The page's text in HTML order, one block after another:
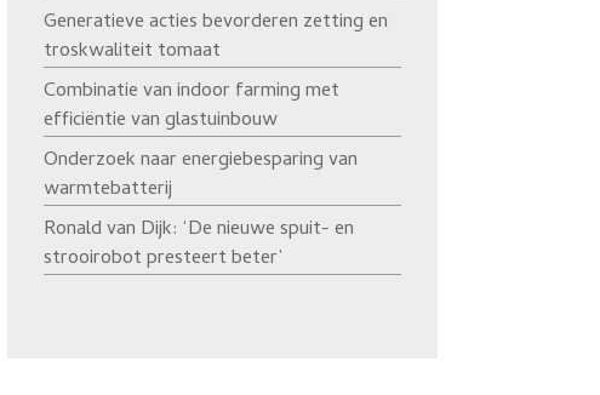
Generatieve acties bevorderen zetting en
troskwaliteit tomaat
Combinatie van indoor farming met
efficiëntie van glastuinbouw
Onderzoek naar energiebesparing van
warmtebatterij
Ronald van Dijk: ‘De nieuwe spuit- en
strooirobot presteert beter’